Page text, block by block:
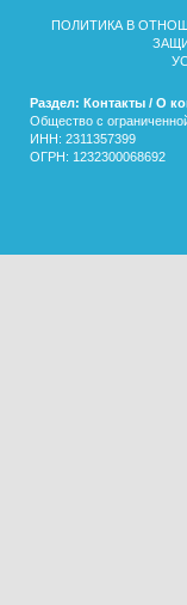
ПОЛИТИКА В
Раздел: Контакты / О
Общество с
ИНН: 2311357399
ОГРН: 1232300068692